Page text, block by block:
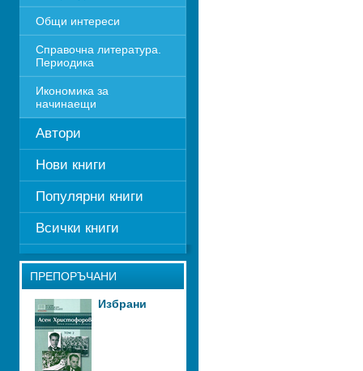
Общи интереси
Справочна литература.
Периодика
Икономика за
начинаещи
Автори
Нови книги
Популярни книги
Всички книги
ПРЕПОРЪЧАНИ
Избрани